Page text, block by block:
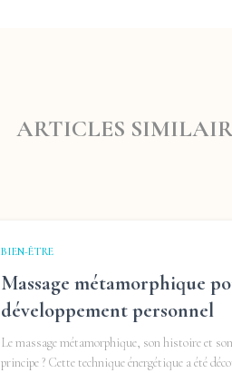
ARTICLES
BIEN-ÊTRE
Massage métamorphique
développement personnel
Le massage métamorphique, son histoire et son
principe ? Cette technique énergétique a été